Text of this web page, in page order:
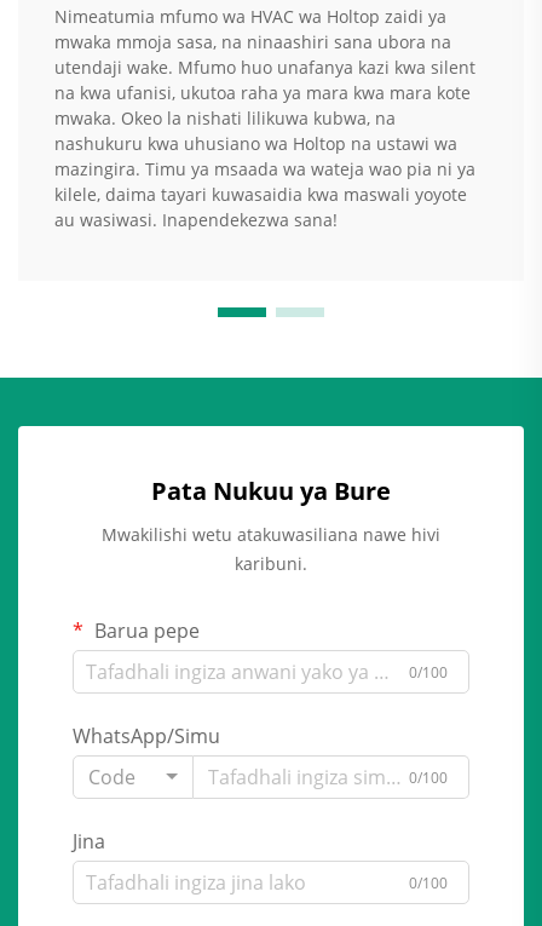
Nimeatumia mfumo wa HVAC wa Holtop zaidi ya
mwaka mmoja sasa, na ninaashiri sana ubora na
utendaji wake. Mfumo huo unafanya kazi kwa silent
na kwa ufanisi, ukutoa raha ya mara kwa mara kote
mwaka. Okeo la nishati lilikuwa kubwa, na
nashukuru kwa uhusiano wa Holtop na ustawi wa
mazingira. Timu ya msaada wa wateja wao pia ni ya
kilele, daima tayari kuwasaidia kwa maswali yoyote
au wasiwasi. Inapendekezwa sana!
Pata Nukuu ya Bure
Mwakilishi wetu atakuwasiliana nawe hivi
karibuni.
Barua pepe
0/100
WhatsApp/Simu
Code
0/100
Jina
0/100